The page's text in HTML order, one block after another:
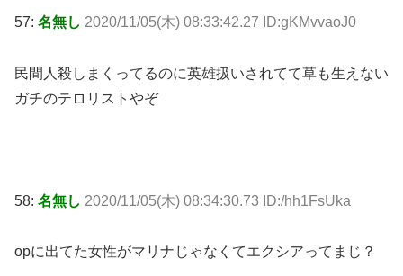
57: 名無し 2020/11/05(木) 08:33:42.27 ID:gKMvvaoJ0
民間人殺しまくってるのに英雄扱いされてて草も生えない
ガチのテロリストやぞ
58: 名無し 2020/11/05(木) 08:34:30.73 ID:/hh1FsUka
opに出てた女性がマリナじゃなくてエクシアってまじ？